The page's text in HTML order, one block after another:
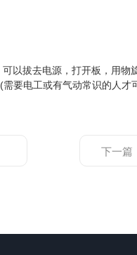
拔去电源，打开板，用物
要电工或有气动常识的人才
下一篇